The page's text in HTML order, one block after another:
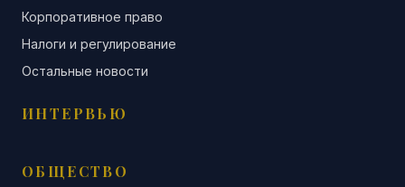
Корпоративное право
Налоги и регулирование
Остальные новости
ИНТЕРВЬЮ
ОБЩЕСТВО